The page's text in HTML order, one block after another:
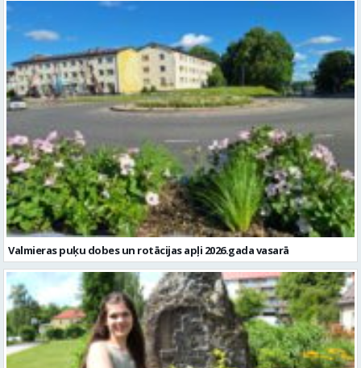
Valmieras puķu dobes un rotācijas apļi 2026.gada vasarā